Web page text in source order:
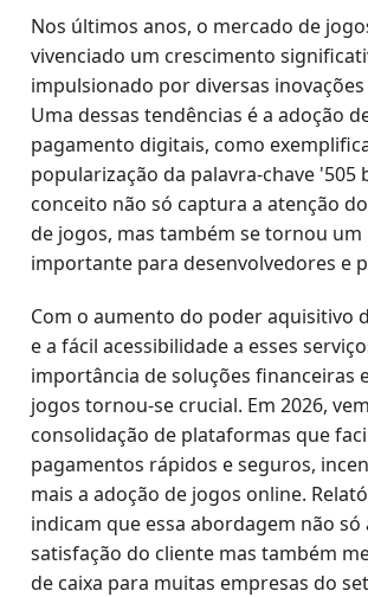
Nos últimos anos, o mercado de
vivenciado um crescimento
impulsionado por diversas
Uma dessas tendências é a adoção
pagamento digitais, como
popularização da palavra-chave '505
conceito não só captura a atenção
de jogos, mas também se tornou um
importante para desenvolvedores e
Com o aumento do poder aquisitivo
e a fácil acessibilidade a esses
importância de soluções financeiras
jogos tornou-se crucial. Em 2026,
consolidação de plataformas que
pagamentos rápidos e seguros,
mais a adoção de jogos online.
indicam que essa abordagem não só
satisfação do cliente mas também
de caixa para muitas empresas do